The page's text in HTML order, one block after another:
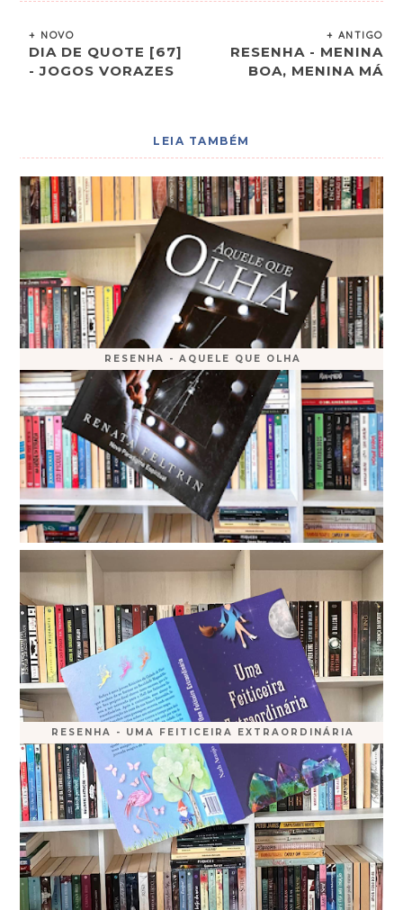
+ NOVO
DIA DE QUOTE [67]
- JOGOS VORAZES
+ ANTIGO
RESENHA - MENINA
BOA, MENINA MÁ
LEIA TAMBÉM
RESENHA - AQUELE QUE OLHA
RESENHA - UMA FEITICEIRA EXTRAORDINÁRIA